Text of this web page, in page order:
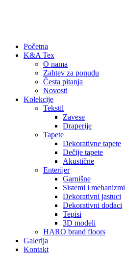
Početna
K&A Tex
O nama
Zahtev za ponudu
Česta pitanja
Novosti
Kolekcije
Tekstil
Zavese
Draperije
Tapete
Dekorativne tapete
Dečije tapete
Akustične
Enterijer
Garnišne
Sistemi i mehanizmi
Dekorativni jastuci
Dekorativni dodaci
Tepisi
3D modeli
HARO brand floors
Galerija
Kontakt